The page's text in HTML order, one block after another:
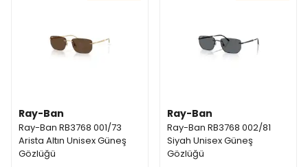
Ray-Ban
Ray-Ban RB3768 001/73
Arista Altın Unisex Güneş
Gözlüğü
Ray-Ban
Ray-Ban RB3768 002/81
Siyah Unisex Güneş
Gözlüğü